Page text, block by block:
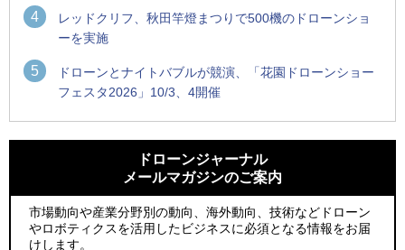
4
レッドクリフ、秋田竿燈まつりで500機のドローンショ
ーを実施
5
ドローンとナイトバブルが競演、「花園ドローンショー
フェスタ2026」10/3、4開催
ーンが採択、国産機で量産調達を目指す
飛んだドローン、飛ばなかったドローン
ドローンとナイトバブルが競演、「花園ドローンショーフェ
スタ2026」10/3、4開催
ン」とドローンショーによる新演出を実施
防衛装備庁「迎撃ドローン早期取得プログラム」にテラドロ
ーンが採択、国産機で量産調達を目指す
サザンビーチちがさき花火大会で「復活の花火」打ち上げ、
ドローンジャーナル
メールマガジンのご案内
市場動向や産業分野別の動向、海外動向、技術などドローン
やロボティクスを活用したビジネスに必須となる情報をお届
けします。